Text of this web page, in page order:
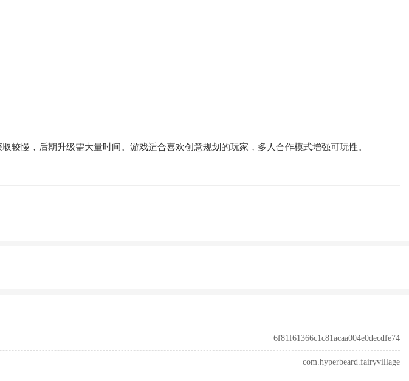
慢，后期升级需大量时间。游戏适合喜欢创意规划的玩家，多人合作模式增强可玩性。
6f81f61366c1c81acaa004e0decdfe74
com.hyperbeard.fairyvillage